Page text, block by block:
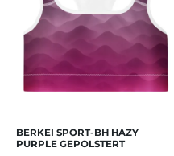
BERKEI SPORT-BH HAZY
PURPLE GEPOLSTERT